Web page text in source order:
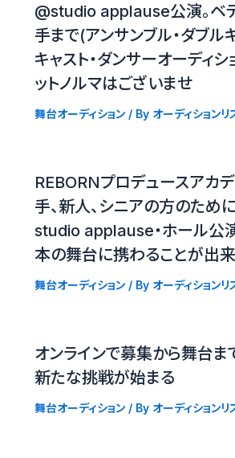
@studio applause公演。ベ
手まで(アンサンブル・ダブル
キャスト・ダンサーオーディシ
ットノルマはございませ
舞台オーディション/ By オーディション
REBORNプロデュースアカ
手、新人、シニアの方のため
studio applause・ホール公
本の舞台に携わることが出来
舞台オーディション/ By オーディション
オンラインで募集から舞台ま
新たな挑戦が始まる
舞台オーディション/ By オーディション